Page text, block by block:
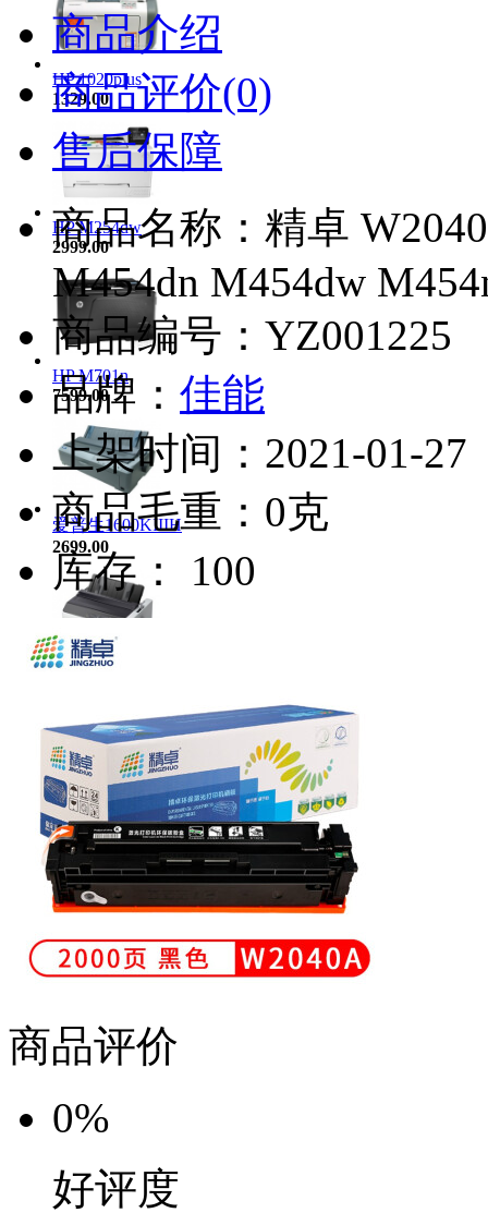
HP 1020plus
1329.00
HP M254dw
2999.00
HP M701n
7599.00
爱普生1600KIIIH
2699.00
0531京造 测自彩38...
568.00
商品介绍
商品评价(0)
售后保障
商品名称：精卓
M454dn M454dw
商品编号：YZ001225
品牌： 佳能
上架时间：2021-01-27
商品毛重：0克
库存： 100
商品评价
0%
好评度